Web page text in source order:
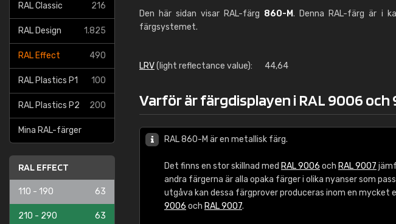
RAL Classic 216
RAL Design 1.825
RAL Effect 490
RAL Plastics P1 100
RAL Plastics P2 200
Mina RAL-färger
RAL EFFECT
110 - 190 63
210 - 290 63
Den här sidan visar RAL-färg 860-M. Denna RAL-färg är i
färgsystemet.
LRV(light reflectance value): 44,64
Varför är färgdisplayen i RAL 9006
RAL 860-M är en metallisk färg.
Det finns en stor skillnad med RAL 9006 och RAL 9007
andra färgerna är alla opaka färger i olika nyanser som
utgåva kan dessa färgprover produceras inom en
9006 och RAL 9007.